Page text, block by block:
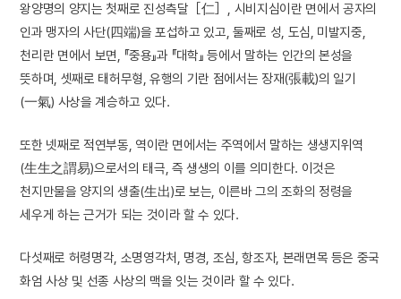
왕양명의 양지는 첫째로 진성측달［仁］, 시비지심이란 면에서 공자의
인과 맹자의 사단(四端)을 포섭하고 있고, 둘째로 성, 도심, 미발지중,
천리란 면에서 보면, 『중용』과 『대학』 등에서 말하는 인간의 본성을
뜻하며, 셋째로 태허무형, 유행의 기란 점에서는 장재(張載)의 일기
(一氣) 사상을 계승하고 있다.
또한 넷째로 적연부동, 역이란 면에서는 주역에서 말하는 생생지위역
(生生之謂易)으로서의 태극, 즉 생생의 이를 의미한다. 이것은
천지만물을 양지의 생출(生出)로 보는, 이른바 그의 조화의 정령을
세우게 하는 근거가 되는 것이라 할 수 있다.
다섯째로 허령명각, 소명영각처, 명경, 조심, 항조자, 본래면목 등은 중국
화엄 사상 및 선종 사상의 맥을 잇는 것이라 할 수 있다.